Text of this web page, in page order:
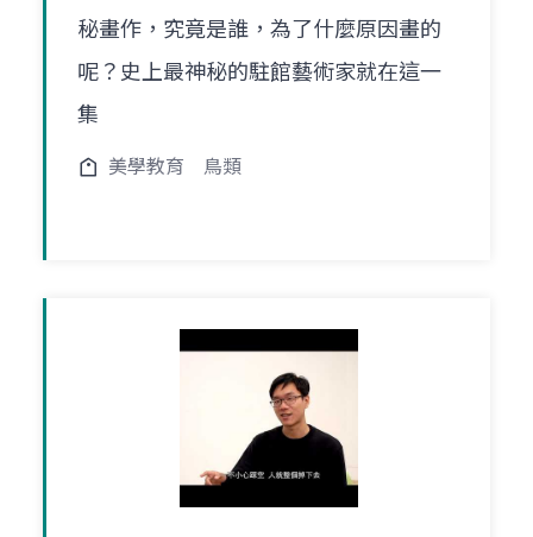
秘畫作，究竟是誰，為了什麼原因畫的
呢？史上最神秘的駐館藝術家就在這一
集
美學教育 鳥類